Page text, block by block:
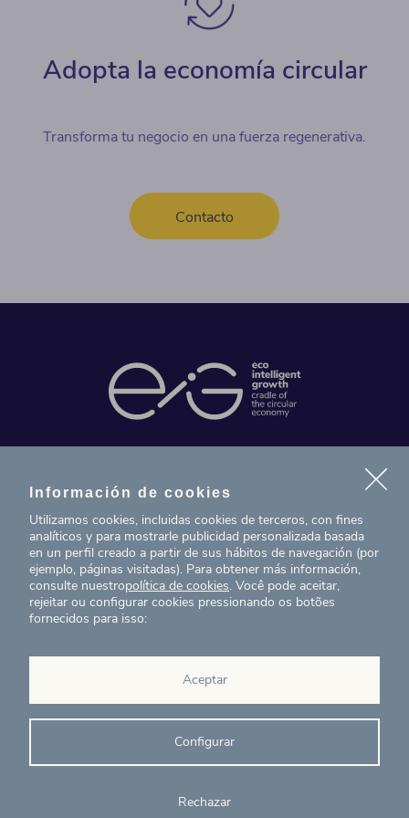
Adopta la economía circular
Transforma tu negocio en una fuerza regenerativa.
Contacto
Proyectos
T. (+34) 934 199 080
eig@ecointelligentgrowth.net
Eco Intelligent Growth
Carretera de Rubí 102, 2a
Barcelona(España)
© Eco Intelligent Growth 2020
Información de cookies
Utilizamos cookies, incluidas cookies de terceros, con fines
analíticos y para mostrarle publicidad personalizada basada
en un perfil creado a partir de sus hábitos de navegación (por
ejemplo, páginas visitadas). Para obtener más información,
consulte nuestropolítica de cookies. Você pode aceitar,
rejeitar ou configurar cookies pressionando os botões
fornecidos para isso:
Aceptar
Configurar
Rechazar